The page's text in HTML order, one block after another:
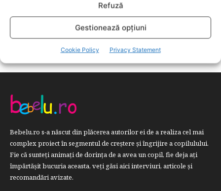
Refuză
Gestionează opțiuni
Cookie Policy Privacy Statement
DEZVOLTAREA COPILULUI
COMPORTAMENT
294
Bebelu.ro s-a născut din plăcerea autorilor ei de a realiza cel mai
complex proiect în segmentul de creştere şi îngrijire a copilulului.
Fie că sunteţi animaţi de dorinţa de a avea un copil, fie deja aţi
împărtăşit bucuria aceasta, veți găsi aici interviuri, articole şi
recomandări avizate.